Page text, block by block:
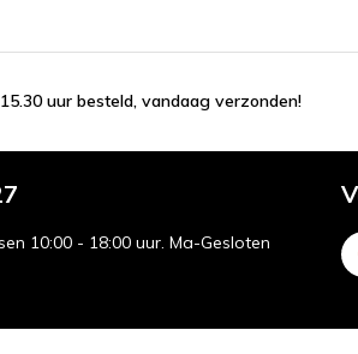
uur besteld, vandaag verzonden!
10:00 - 18:00 uur. Ma-Gesloten